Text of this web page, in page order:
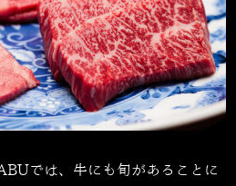
では、牛にも旬があることに